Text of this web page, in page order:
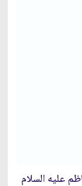
عليه السلام